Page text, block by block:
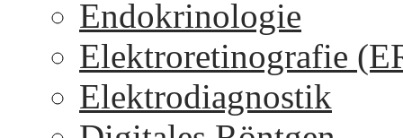
Endokrinologie
Elektroretinografie
Elektrodiagnostik